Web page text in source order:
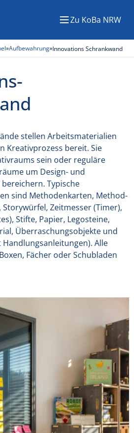
MenüZu KoBa NRW
»Aufbewahrung»Innovations Schrankwand
stellen Arbeitsmaterialien
Kreativprozess bereit. Sie
sein oder reguläre
um Design- und
Typische
sind Methodenkarten, Method-
Zeitmesser (Timer),
Stifte, Papier, Legosteine,
Überraschungsobjekte und
Alle
Fächer oder Schubladen